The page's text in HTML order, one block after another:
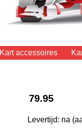
Kart accessoires
79.95
Levertijd: na